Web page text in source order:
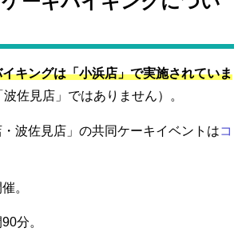
キングは「小浜店」で実施されていま
波佐見店」ではありません）。
・波佐見店」の共同ケーキイベントはコ
。
分。